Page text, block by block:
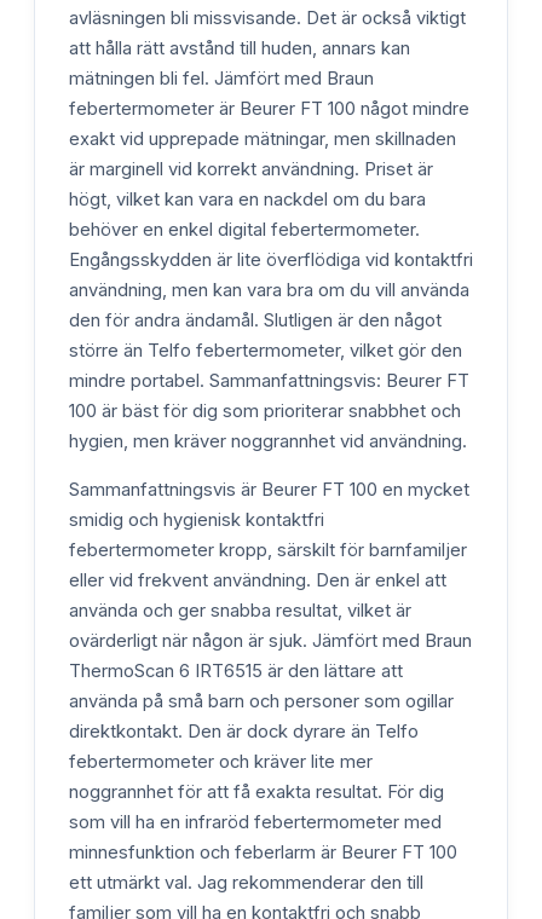
avläsningen bli missvisande. Det är också viktigt
att hålla rätt avstånd till huden, annars kan
mätningen bli fel. Jämfört med Braun
febertermometer är Beurer FT 100 något mindre
exakt vid upprepade mätningar, men skillnaden
är marginell vid korrekt användning. Priset är
högt, vilket kan vara en nackdel om du bara
behöver en enkel digital febertermometer.
Engångsskydden är lite överflödiga vid kontaktfri
användning, men kan vara bra om du vill använda
den för andra ändamål. Slutligen är den något
större än Telfo febertermometer, vilket gör den
mindre portabel. Sammanfattningsvis: Beurer FT
100 är bäst för dig som prioriterar snabbhet och
hygien, men kräver noggrannhet vid användning.
Sammanfattningsvis är Beurer FT 100 en mycket
smidig och hygienisk kontaktfri
febertermometer kropp, särskilt för barnfamiljer
eller vid frekvent användning. Den är enkel att
använda och ger snabba resultat, vilket är
ovärderligt när någon är sjuk. Jämfört med Braun
ThermoScan 6 IRT6515 är den lättare att
använda på små barn och personer som ogillar
direktkontakt. Den är dock dyrare än Telfo
febertermometer och kräver lite mer
noggrannhet för att få exakta resultat. För dig
som vill ha en infraröd febertermometer med
minnesfunktion och feberlarm är Beurer FT 100
ett utmärkt val. Jag rekommenderar den till
familjer som vill ha en kontaktfri och snabb